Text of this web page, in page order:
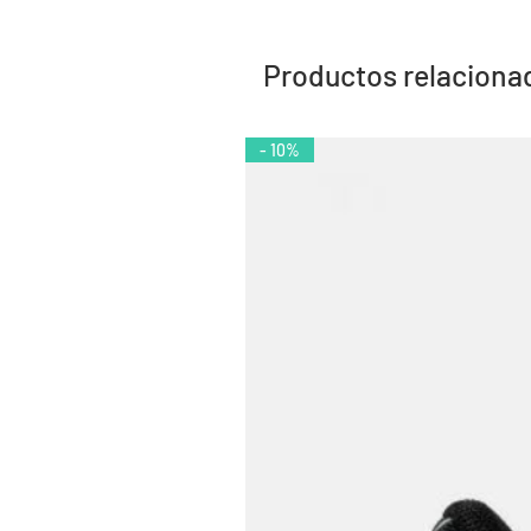
Productos
- 10%